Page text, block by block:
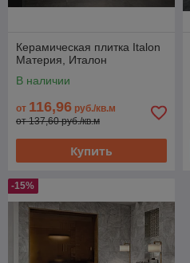
Керамическая плитка Italon
Материя, Италон
В наличии
от 116,96 руб./кв.м
от 137,60 руб./кв.м
Купить
-15%